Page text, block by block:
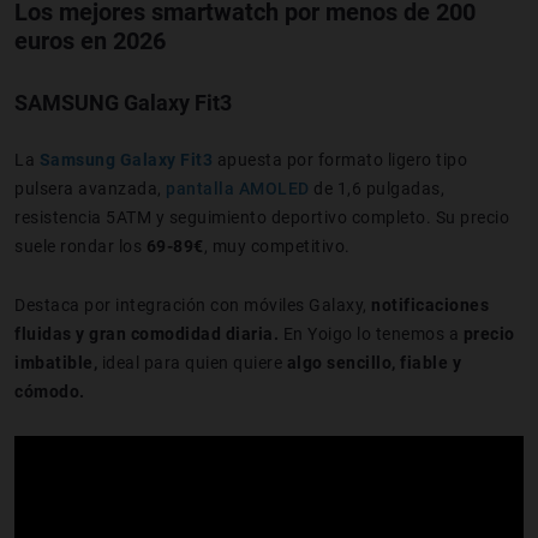
Los mejores smartwatch por menos de 200
euros en 2026
SAMSUNG Galaxy Fit3
La Samsung Galaxy Fit3 apuesta por formato ligero tipo
pulsera avanzada, pantalla AMOLED de 1,6 pulgadas,
resistencia 5ATM y seguimiento deportivo completo. Su precio
suele rondar los 69-89€, muy competitivo.
Destaca por integración con móviles Galaxy, notificaciones
fluidas y gran comodidad diaria. En Yoigo lo tenemos a precio
imbatible, ideal para quien quiere algo sencillo, fiable y
cómodo.